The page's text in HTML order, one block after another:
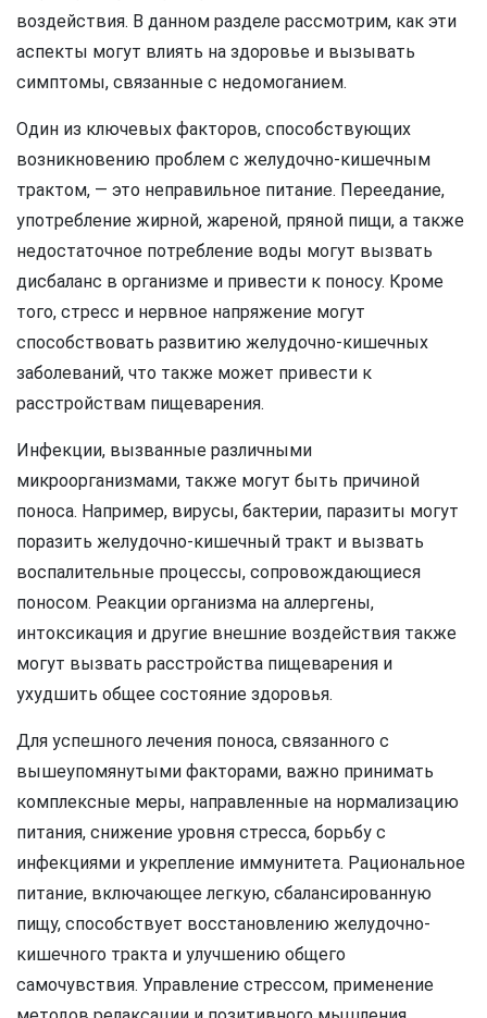
воздействия. В данном разделе рассмотрим, как эти
аспекты могут влиять на здоровье и вызывать
симптомы, связанные с недомоганием.
Один из ключевых факторов, способствующих
возникновению проблем с желудочно-кишечным
трактом, — это неправильное питание. Переедание,
употребление жирной, жареной, пряной пищи, а также
недостаточное потребление воды могут вызвать
дисбаланс в организме и привести к поносу. Кроме
того, стресс и нервное напряжение могут
способствовать развитию желудочно-кишечных
заболеваний, что также может привести к
расстройствам пищеварения.
Инфекции, вызванные различными
микроорганизмами, также могут быть причиной
поноса. Например, вирусы, бактерии, паразиты могут
поразить желудочно-кишечный тракт и вызвать
воспалительные процессы, сопровождающиеся
поносом. Реакции организма на аллергены,
интоксикация и другие внешние воздействия также
могут вызвать расстройства пищеварения и
ухудшить общее состояние здоровья.
Для успешного лечения поноса, связанного с
вышеупомянутыми факторами, важно принимать
комплексные меры, направленные на нормализацию
питания, снижение уровня стресса, борьбу с
инфекциями и укрепление иммунитета. Рациональное
питание, включающее легкую, сбалансированную
пищу, способствует восстановлению желудочно-
кишечного тракта и улучшению общего
самочувствия. Управление стрессом, применение